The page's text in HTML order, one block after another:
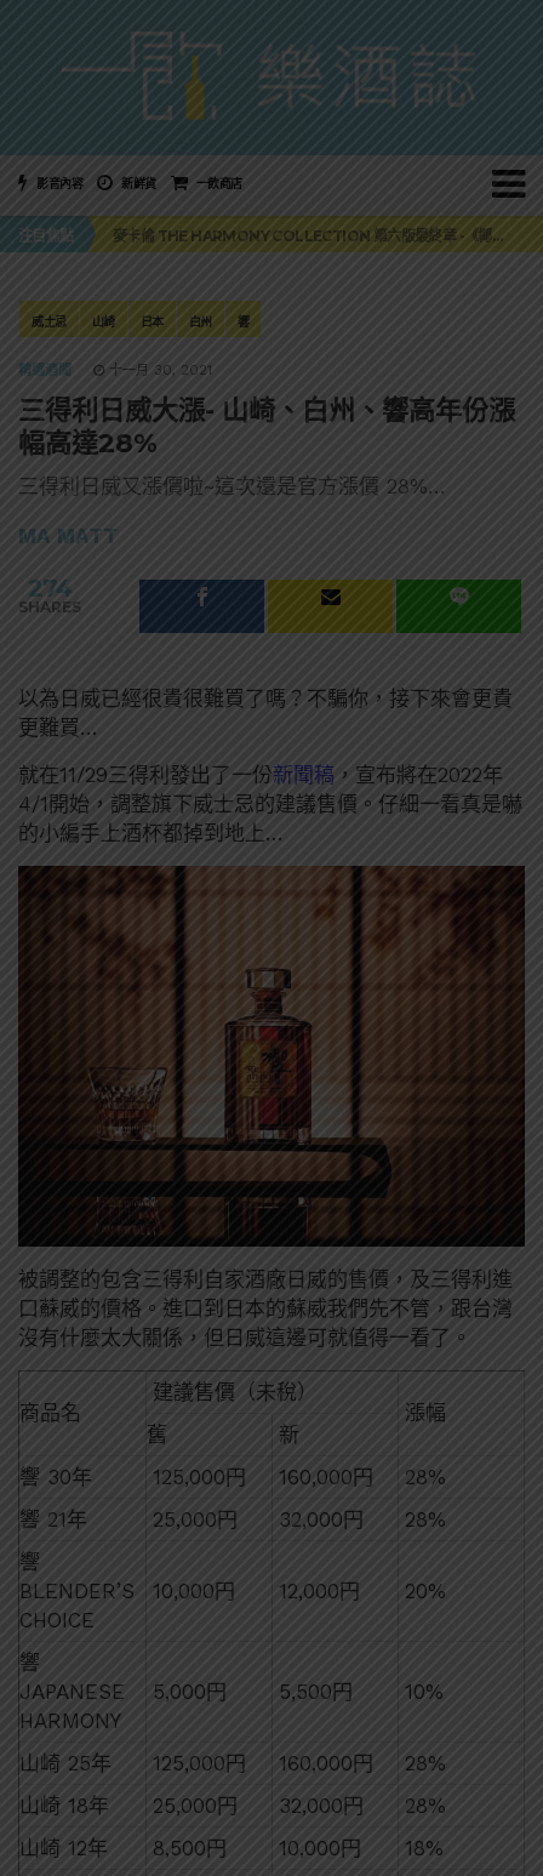
影音內容 新鮮貨 一飲商店
注目焦點
美國正式恢復蘇格蘭威士忌零關稅！烈酒產業再次迎來重磅利多
麥卡倫 THE HARMONY COLLECTION 第六版最終章 -《椰風煖韻》
角嗨尬炸物X爽快這一步，角瓶攜手頂呱呱 全新套餐限時登場
美國正式恢復蘇格蘭威士忌零關稅！烈酒產業再次迎來重磅利多
威士忌 山崎 日本 白州 響
精選酒聞 十一月 30, 2021
三得利日威大漲- 山崎、白州、響高年份漲
幅高達28%
三得利日威又漲價啦~這次還是官方漲價 28%…
MA MATT
274
SHARES
以為日威已經很貴很難買了嗎？不騙你，接下來會更貴
更難買…
就在11/29三得利發出了一份新聞稿 ，宣布將在2022年
4/1開始，調整旗下威士忌的建議售價。仔細一看真是嚇
的小編手上酒杯都掉到地上…
被調整的包含三得利自家酒廠日威的售價，及三得利進
口蘇威的價格。進口到日本的蘇威我們先不管，跟台灣
沒有什麼太大關係，但日威這邊可就值得一看了。
商品名
建議售價（未稅）
漲幅
舊
新
響 30年
125,000円 160,000円
28%
響 21年
25,000円 32,000円
28%
響
BLENDER’S
CHOICE
10,000円 12,000円 20%
響
JAPANESE
HARMONY
5,000円 5,500円 10%
山崎 25年 125,000円 160,000円
28%
山崎 18年
25,000円 32,000円
28%
山崎 12年
8,500円 10,000円
18%